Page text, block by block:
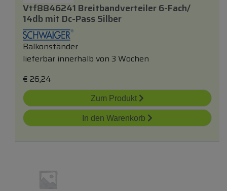
Vtf8846241 Breitbandverteiler 6-Fach/
14dbmit Dc-Pass Silber
Balkonständer
lieferbar innerhalb von 3 Wochen
€ 26,24
Zum Produkt
In den Warenkorb